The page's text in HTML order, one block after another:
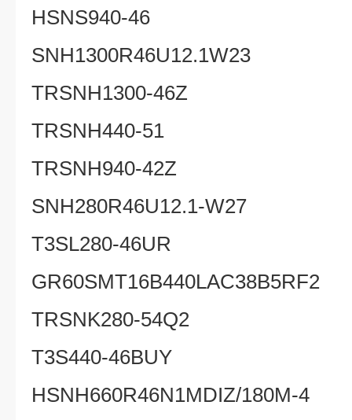
HSNS940-46
SNH1300R46U12.1W23
TRSNH1300-46Z
TRSNH440-51
TRSNH940-42Z
SNH280R46U12.1-W27
T3SL280-46UR
GR60SMT16B440LAC38B5RF2
TRSNK280-54Q2
T3S440-46BUY
HSNH660R46N1MDIZ/180M-4